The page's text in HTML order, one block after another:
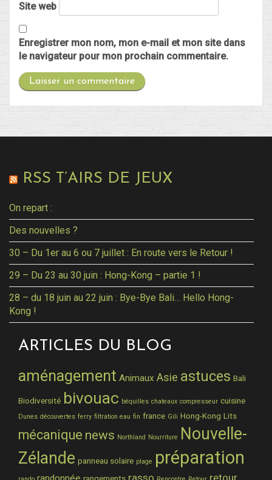
Site web
Enregistrer mon nom, mon e-mail et mon site dans
le navigateur pour mon prochain commentaire.
RSS T’AIRS DE JEUX
On repart :
Des nouvelles ?
30 – Du 1er au 6 ou 7 juillet : En route vers le Retour !
29 – Du 23 au 30 juin : Hong-Kong – partie 1 !
28 – du 18 juin au 22 juin : Bye-Bye Bali… Hello Hong-
Kong !
ARTICLES DU BLOG
aménagement Animaux Asie astuces Bali
Biodiversité bivouac béquilles chateaux compresseur cuisine
Dunes découvertes ferry filtration eau fin france Gili Hong-Kong Lits
mécanique news Northland Nourriture Nouvelle-
Zélande panneau solaire plage préparation
rasso retour